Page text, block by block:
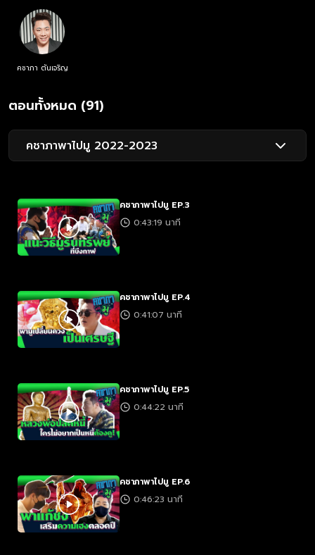
คชาภา ตันเจริญ
ตอนทั้งหมด (91)
คชาภาพาไปมู 2022-2023
คชาภาพาไปมู EP.3
0:43:19 นาที
คชาภาพาไปมู EP.4
0:41:07 นาที
คชาภาพาไปมู EP.5
0:44:22 นาที
คชาภาพาไปมู EP.6
0:46:23 นาที